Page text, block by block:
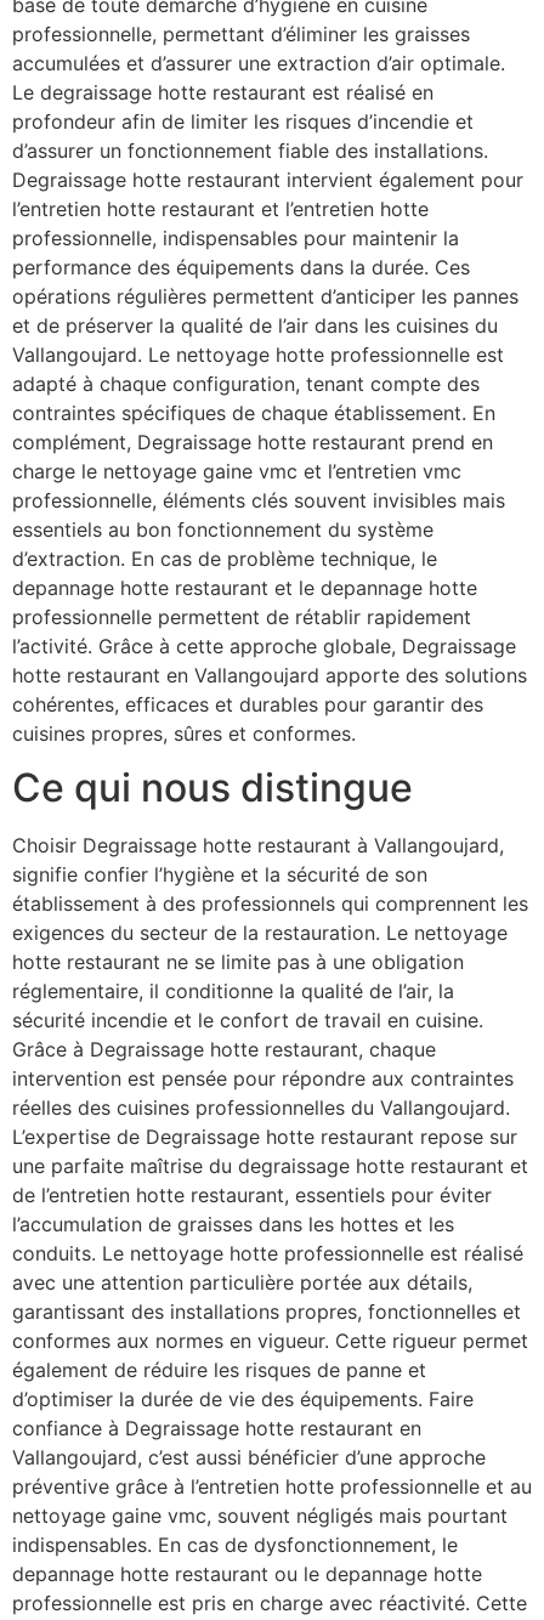
professionnelle, permettant d’éliminer les graisses
accumulées et d’assurer une extraction d’air optimale.
Le degraissage hotte restaurant est réalisé en
profondeur afin de limiter les risques d’incendie et
d’assurer un fonctionnement fiable des installations.
Degraissage hotte restaurant intervient également pour
l’entretien hotte restaurant et l’entretien hotte
professionnelle, indispensables pour maintenir la
performance des équipements dans la durée. Ces
opérations régulières permettent d’anticiper les pannes
et de préserver la qualité de l’air dans les cuisines du
Vallangoujard. Le nettoyage hotte professionnelle est
adapté à chaque configuration, tenant compte des
contraintes spécifiques de chaque établissement. En
complément, Degraissage hotte restaurant prend en
charge le nettoyage gaine vmc et l’entretien vmc
professionnelle, éléments clés souvent invisibles mais
essentiels au bon fonctionnement du système
d’extraction. En cas de problème technique, le
depannage hotte restaurant et le depannage hotte
professionnelle permettent de rétablir rapidement
l’activité. Grâce à cette approche globale, Degraissage
hotte restaurant en Vallangoujard apporte des solutions
cohérentes, efficaces et durables pour garantir des
cuisines propres, sûres et conformes.
Ce qui nous distingue
Choisir Degraissage hotte restaurant à Vallangoujard,
signifie confier l’hygiène et la sécurité de son
établissement à des professionnels qui comprennent les
exigences du secteur de la restauration. Le nettoyage
hotte restaurant ne se limite pas à une obligation
réglementaire, il conditionne la qualité de l’air, la
sécurité incendie et le confort de travail en cuisine.
Grâce à Degraissage hotte restaurant, chaque
intervention est pensée pour répondre aux contraintes
réelles des cuisines professionnelles du Vallangoujard.
L’expertise de Degraissage hotte restaurant repose sur
une parfaite maîtrise du degraissage hotte restaurant et
de l’entretien hotte restaurant, essentiels pour éviter
l’accumulation de graisses dans les hottes et les
conduits. Le nettoyage hotte professionnelle est réalisé
avec une attention particulière portée aux détails,
garantissant des installations propres, fonctionnelles et
conformes aux normes en vigueur. Cette rigueur permet
également de réduire les risques de panne et
d’optimiser la durée de vie des équipements. Faire
confiance à Degraissage hotte restaurant en
Vallangoujard, c’est aussi bénéficier d’une approche
préventive grâce à l’entretien hotte professionnelle et au
nettoyage gaine vmc, souvent négligés mais pourtant
indispensables. En cas de dysfonctionnement, le
depannage hotte restaurant ou le depannage hotte
professionnelle est pris en charge avec réactivité. Cette